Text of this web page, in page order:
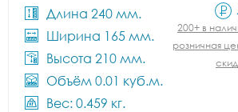
Длина 240 мм.
Ширина 165 мм.
Высота 210 мм.
Объём 0.01 куб.м.
Вес: 0.459 кг.
200+ в
розничная